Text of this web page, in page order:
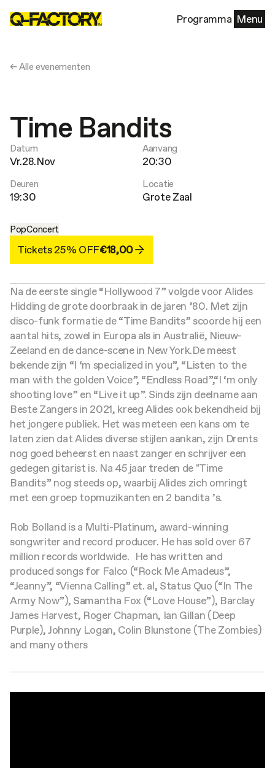
Programma Menu
← Alle evenementen
Time Bandits
Datum
Vr.28.Nov
Aanvang
20:30
Deuren
19:30
Locatie
Grote Zaal
PopConcert
Tickets 25% OFF€18,00
Na de eerste single “Hollywood 7” volgde voor Alides
Hidding de grote doorbraak in de jaren ’80. Met zijn
disco-funk formatie de “Time Bandits” scoorde hij een
aantal hits, zowel in Europa als in Australië, Nieuw-
Zeeland en de dance-scene in New York.De meest
bekende zijn “I ‘m specialized in you”, “Listen to the
man with the golden Voice”, “Endless Road”,“I ‘m only
shooting love” en “Live it up”. Sinds zijn deelname aan
Beste Zangers in 2021, kreeg Alides ook bekendheid bij
het jongere publiek. Het was meteen een kans om te
laten zien dat Alides diverse stijlen aankan, zijn Drents
nog goed beheerst en naast zanger en schrijver een
gedegen gitarist is. Na 45 jaar treden de "Time
Bandits” nog steeds op, waarbij Alides zich omringt
met een groep topmuzikanten en 2 bandita ’s.
Rob Bolland is a Multi-Platinum, award-winning
songwriter and record producer. He has sold over 67
million records worldwide. He has written and
produced songs for Falco (“Rock Me Amadeus”,
“Jeanny”, “Vienna Calling” et. al, Status Quo (“In The
Army Now”), Samantha Fox (“Love House”), Barclay
James Harvest, Roger Chapman, Ian Gillan (Deep
Purple), Johnny Logan, Colin Blunstone (The Zombies)
and many others